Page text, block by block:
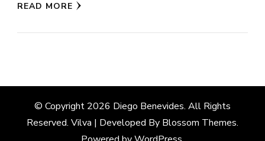
READ MORE
© Copyright 2026 Diego Benevides. All Rights
Reserved. Vilva | Developed By Blossom Themes.